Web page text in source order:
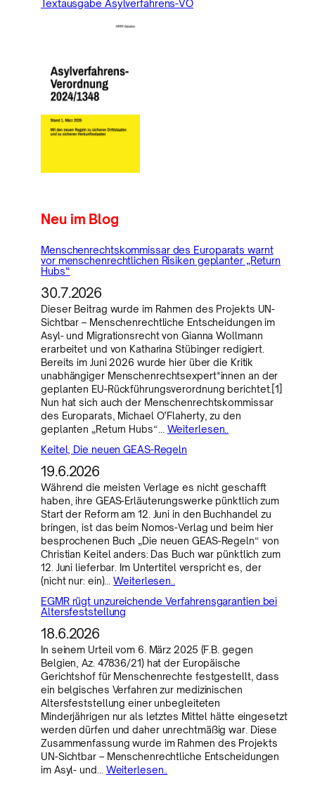
Textausgabe Asylverfahrens-VO
Neu im Blog
Menschenrechtskommissar des Europarats warnt
vor menschenrechtlichen Risiken geplanter „Return
Hubs“
30.7.2026
Dieser Beitrag wurde im Rahmen des Projekts UN-
Sichtbar – Menschenrechtliche Entscheidungen im
Asyl- und Migrationsrecht von Gianna Wollmann
erarbeitet und von Katharina Stübinger redigiert.
Bereits im Juni 2026 wurde hier über die Kritik
unabhängiger Menschenrechtsexpert*innen an der
geplanten EU-Rückführungsverordnung berichtet.[1]
Nun hat sich auch der Menschenrechtskommissar
des Europarats, Michael O’Flaherty, zu den
geplanten „Return Hubs“… Weiterlesen..
Keitel, Die neuen GEAS-Regeln
19.6.2026
Während die meisten Verlage es nicht geschafft
haben, ihre GEAS-Erläuterungswerke pünktlich zum
Start der Reform am 12. Juni in den Buchhandel zu
bringen, ist das beim Nomos-Verlag und beim hier
besprochenen Buch „Die neuen GEAS-Regeln“ von
Christian Keitel anders: Das Buch war pünktlich zum
12. Juni lieferbar. Im Untertitel verspricht es, der
(nicht nur: ein)…Weiterlesen..
EGMR rügt unzureichende Verfahrensgarantien bei
Altersfeststellung
18.6.2026
In seinem Urteil vom 6. März 2025 (F.B. gegen
Belgien, Az. 47836/21) hat der Europäische
Gerichtshof für Menschenrechte festgestellt, dass
ein belgisches Verfahren zur medizinischen
Altersfeststellung einer unbegleiteten
Minderjährigen nur als letztes Mittel hätte eingesetzt
werden dürfen und daher unrechtmäßig war. Diese
Zusammenfassung wurde im Rahmen des Projekts
UN-Sichtbar – Menschenrechtliche Entscheidungen
im Asyl- und… Weiterlesen..